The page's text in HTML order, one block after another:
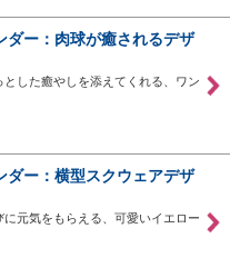
ダー：肉球が癒されるデザ
した癒やしを添えてくれる、ワン
ダー：横型スクウェアデザ
元気をもらえる、可愛いイエロー